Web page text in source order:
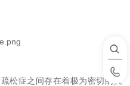
松症之间存在着极为密切的关